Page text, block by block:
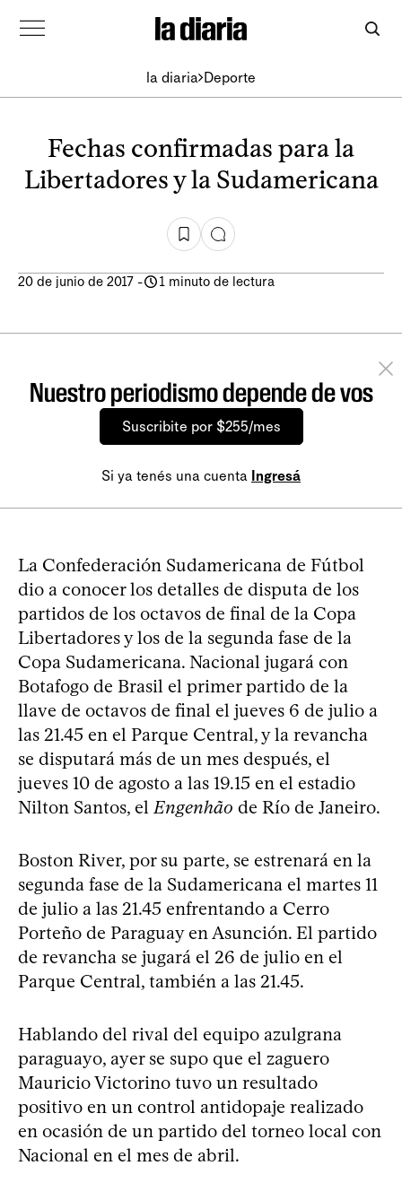
la diaria Deporte
Fechas confirmadas para la
Libertadores y la Sudamericana
20 de junio de 2017 - 1 minuto de lectura
Nuestro periodismo depende de vos
Suscribite por $255/mes
Si ya tenés una cuenta Ingresá
La Confederación Sudamericana de Fútbol
dio a conocer los detalles de disputa de los
partidos de los octavos de final de la Copa
Libertadores y los de la segunda fase de la
Copa Sudamericana. Nacional jugará con
Botafogo de Brasil el primer partido de la
llave de octavos de final el jueves 6 de julio a
las 21.45 en el Parque Central, y la revancha
se disputará más de un mes después, el
jueves 10 de agosto a las 19.15 en el estadio
Nilton Santos, elEngenhão de Río de Janeiro.
Boston River, por su parte, se estrenará en la
segunda fase de la Sudamericana el martes 11
de julio a las 21.45 enfrentando a Cerro
Porteño de Paraguay en Asunción. El partido
de revancha se jugará el 26 de julio en el
Parque Central, también a las 21.45.
Hablando del rival del equipo azulgrana
paraguayo, ayer se supo que el zaguero
Mauricio Victorino tuvo un resultado
positivo en un control antidopaje realizado
en ocasión de un partido del torneo local con
Nacional en el mes de abril.